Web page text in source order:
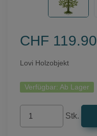
CHF 119.90
Lovi Holzobjekt
Verfügbar: Ab Lager
Stk.